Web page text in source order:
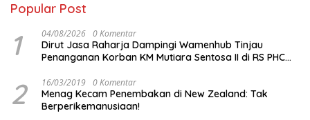
Popular Post
1 04/08/2026 0 Komentar
Dirut Jasa Raharja Dampingi Wamenhub Tinjau
Penanganan Korban KM Mutiara Sentosa II di RS PHC
2 16/03/2019 0 Komentar
Menag Kecam Penembakan di New Zealand: Tak
Berperikemanusiaan!